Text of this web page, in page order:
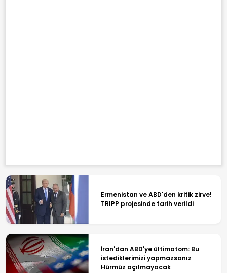
Ermenistan ve ABD'den kritik zirve!
TRIPP projesinde tarih verildi
İran'dan ABD'ye ültimatom: Bu
istediklerimizi yapmazsanız
Hürmüz açılmayacak